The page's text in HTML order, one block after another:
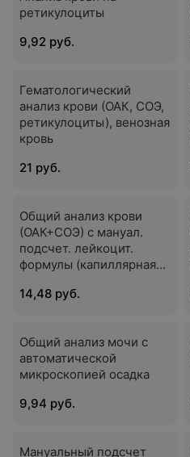
ретикулоциты
9,92 руб.
Гематологический
анализ крови (ОАК, СОЭ,
ретикулоциты), венозная
кровь
21 руб.
Общий анализ крови
(ОАК+СОЭ) с мануал.
подсчет. лейкоцит.
формулы (капиллярная
14,48 руб.
Общий анализ мочи с
автоматической
микроскопией осадка
9,94 руб.
Мануальный подсчет